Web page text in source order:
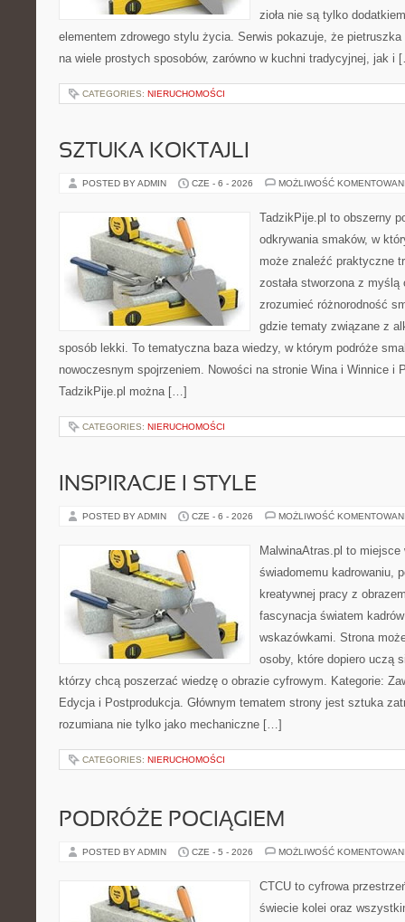
zioła nie są tylko
elementem zdrowego stylu życia. Serwis pokazuje, że
na wiele prostych sposobów, zarówno w kuchni tradycyjnej, jak i
CATEGORIES: NIERUCHOMOŚCI
SZTUKA KOKTAJLI
POSTED BY ADMIN CZE - 6 - 2026 MOŻLIWOŚĆ
TadzikPije.pl to obszerny
odkrywania smaków, w
może znaleźć praktyczne
została stworzona z
zrozumieć różnorodność
gdzie tematy związane z
sposób lekki. To tematyczna baza wiedzy, w którym podróże
nowoczesnym spojrzeniem. Nowości na stronie Wina i Winnice i
TadzikPije.pl można […]
CATEGORIES: NIERUCHOMOŚCI
INSPIRACJE I STYLE
POSTED BY ADMIN CZE - 6 - 2026 MOŻLIWOŚĆ
MalwinaAtras.pl to
świadomemu kadrowaniu,
kreatywnej pracy z
fascynacja światem
wskazówkami. Strona
osoby, które dopiero uczą
którzy chcą poszerzać wiedzę o obrazie cyfrowym. Kategorie:
Edycja i Postprodukcja. Głównym tematem strony jest sztuka
rozumiana nie tylko jako mechaniczne […]
CATEGORIES: NIERUCHOMOŚCI
PODRÓŻE POCIĄGIEM
POSTED BY ADMIN CZE - 5 - 2026 MOŻLIWOŚĆ
CTCU to cyfrowa
świecie kolei oraz